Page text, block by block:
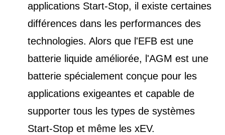
applications Start-Stop, il existe certaines
différences dans les performances des
technologies. Alors que l'EFB est une
batterie liquide améliorée, l'AGM est une
batterie spécialement conçue pour les
applications exigeantes et capable de
supporter tous les types de systèmes
Start-Stop et même les xEV.